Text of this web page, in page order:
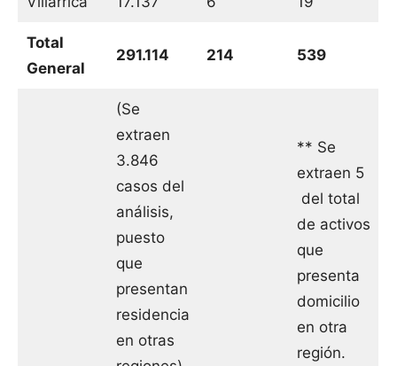
Total
General
291.114 214 539
(Se
extraen
3.846
casos del
análisis,
puesto
que
presentan
residencia
en otras
** Se
extraen 5
del total
de activos
que
presenta
domicilio
en otra
región.